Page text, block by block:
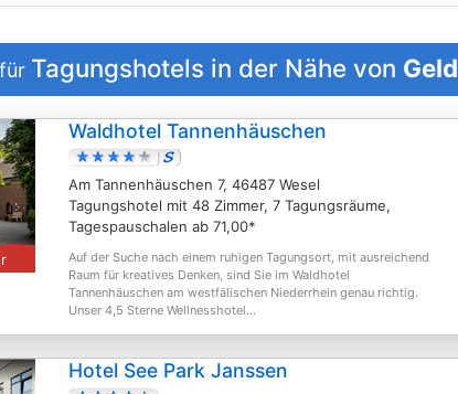
Tagungshotels in der Nähe von
Waldhotel Tannenhäuschen
Am Tannenhäuschen 7, 46487 Wesel
Tagungshotel mit 48 Zimmer, 7 Tagungsräume,
Tagespauschalen ab 71,00*
Auf der Suche nach einem ruhigen Tagungsort, mit ausreichend
Raum für kreatives Denken, sind Sie im Waldhotel
Tannenhäuschen am westfälischen Niederrhein genau richtig.
Unser 4,5 Sterne Wellnesshotel...
Hotel See Park Janssen